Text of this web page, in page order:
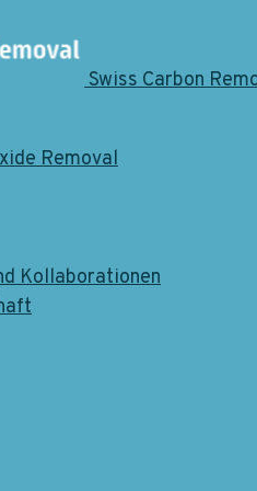
Swiss Carbon
Removal
Kollaborationen
Platform